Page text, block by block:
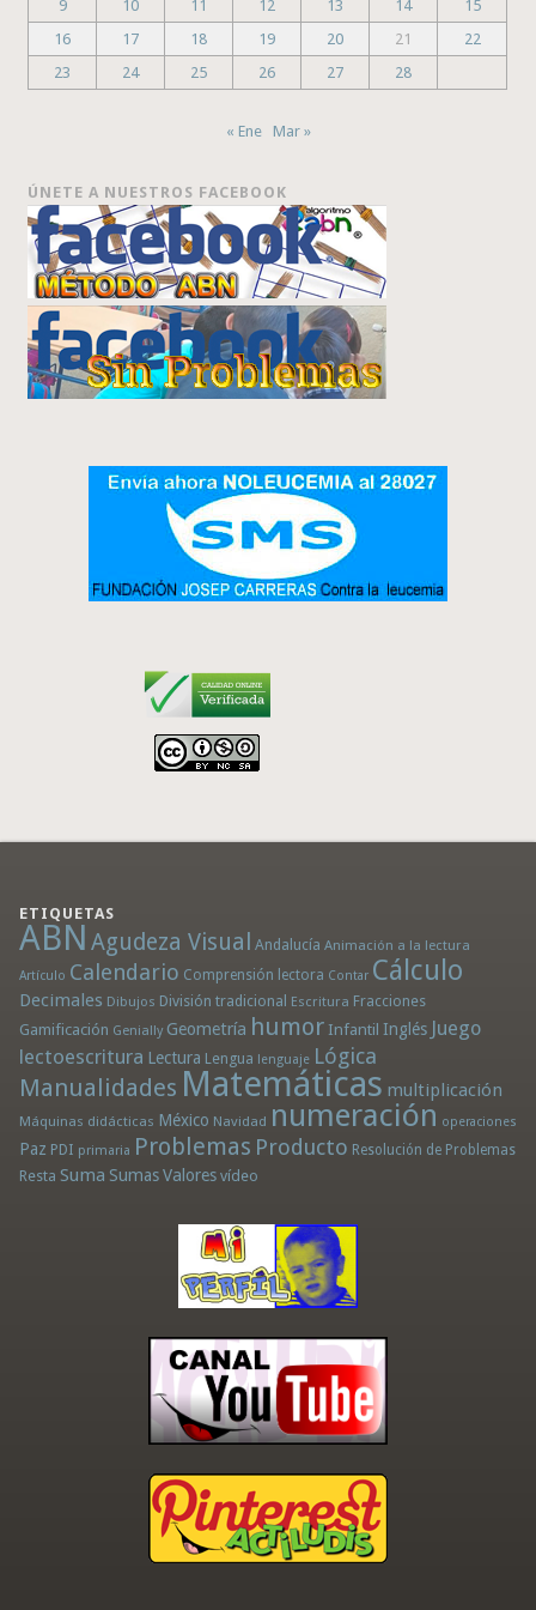
9
10 11 12 13 14
15
16
17 18 19 20 21
22
23
24 25 26 27 28
« Ene Mar »
ÚNETE A NUESTROS FACEBOOK
ETIQUETAS
ABN Agudeza Visual Andalucía Animación a la lectura
Artículo Calendario Comprensión lectora Contar Cálculo
Decimales Dibujos División tradicional Escritura Fracciones
Gamificación Genially Geometría humor Infantil Inglés Juego
lectoescritura Lectura Lengua lenguaje Lógica
Manualidades Matemáticas multiplicación
Máquinas didácticas México Navidad numeración operaciones
Paz PDI primaria Problemas Producto Resolución de Problemas
Resta Suma Sumas Valores vídeo